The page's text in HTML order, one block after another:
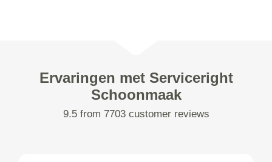
Ervaringen met Serviceright
Schoonmaak
9.5 from 7703 customer reviews